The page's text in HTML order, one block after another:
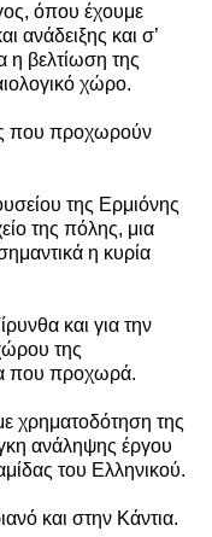
όπου έχουμε
ανάδειξης και σ’
η βελτίωση της
χώρο.
που προχωρούν
της Ερμιόνης
της πόλης, μια
η κυρία
και για την
της
που προχωρά.
χρηματοδότηση της
ανάληψης έργου
του Ελληνικού.
και στην Κάντια.